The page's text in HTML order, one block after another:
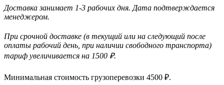
Доставка занимает 1-3 рабочих дня. Дата подтверждается
менеджером.
При срочной доставке (в текущий или на следующий после
оплаты рабочий день, при наличии свободного транспорта)
тариф увеличивается на 1500 ₽.
Минимальная стоимость грузоперевозки 4500 ₽.